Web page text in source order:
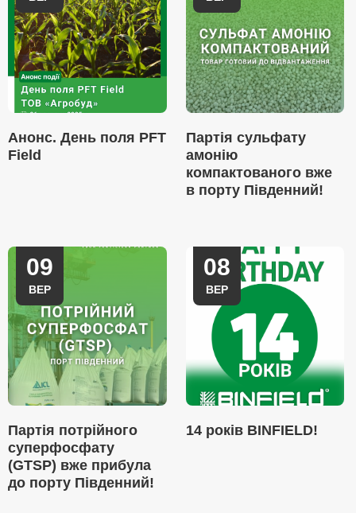
Анонс. День поля PFT
Field
Партія сульфату
амонію
компактованого вже
в порту Південний!
09
ВЕР
Партія потрійного
суперфосфату
(GTSP) вже прибула
до порту Південний!
08
ВЕР
14 років BINFIELD!